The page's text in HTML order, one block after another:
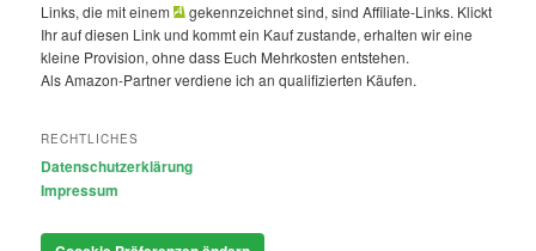
Links, die mit einem
gekennzeichnet sind, sind Affiliate-Links. Klickt
Ihr auf diesen Link und kommt ein Kauf zustande, erhalten wir eine
kleine Provision, ohne dass Euch Mehrkosten entstehen.
Als Amazon-Partner verdiene ich an qualifizierten Käufen.
RECHTLICHES
Datenschutzerklärung
Impressum